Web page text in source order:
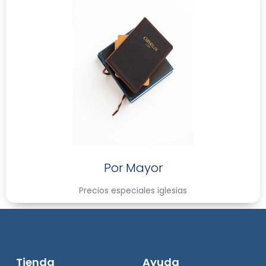
Por Mayor
Precios especiales iglesias
Tienda Ayuda